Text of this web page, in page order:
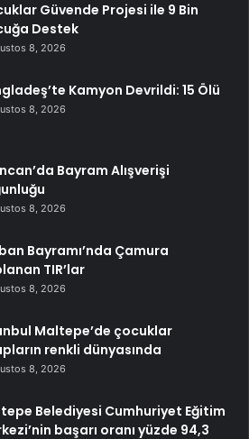
Güvende Projesi ile 9 Bin
Destek
8, 2026
Kamyon Devrildi: 15 Ölü
8, 2026
Bayram Alışverişi
8, 2026
Bayramı’nda Çamura
TIR’lar
8, 2026
Maltepe’de çocuklar
renkli dünyasında
8, 2026
Belediyesi Cumhuriyet Eğitim
başarı oranı yüzde 94,3